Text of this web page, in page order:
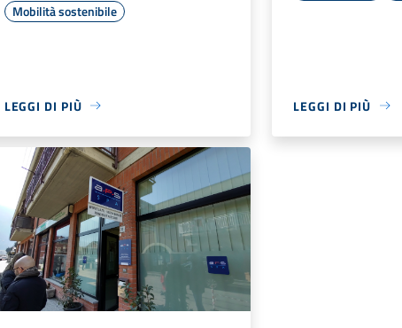
Mobilità sostenibile
LEGGI DI PIÙ LEGGI DI PIÙ